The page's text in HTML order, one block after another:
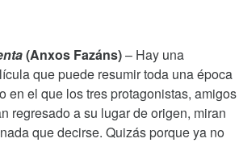
(Anxos Fazáns)– Hay una
que puede resumir toda una época
en el que los tres protagonistas, amigos
regresado a su lugar de origen, miran
que decirse. Quizás porque ya no